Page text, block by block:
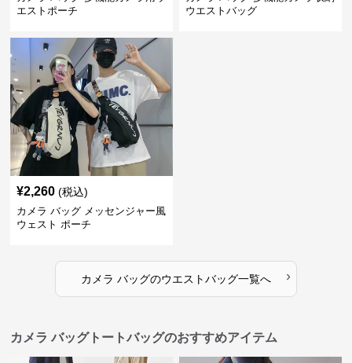
エストポーチ
ウエストバッグ
¥2,260 (税込)
カメラ バッグ メッセンジャー風
ウェスト ポーチ
カメラ バッグのウエストバッグ一覧へ ›
カメラ バッグトートバッグのおすすめアイテム